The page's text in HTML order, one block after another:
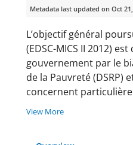
Metadata last updated on Oct
L’objectif général
(EDSC-MICS II 2012)
gouvernement par le
de la Pauvreté (DSRP)
concernent
View More